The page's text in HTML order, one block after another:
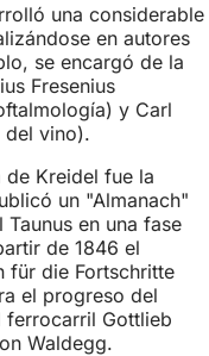
una considerable
en autores
se encargó de la
Fresenius
y Carl
del vino).
Kreidel fue la
un "Almanach"
en una fase
de 1846 el
für die Fortschritte
el progreso del
Gottlieb
Waldegg.